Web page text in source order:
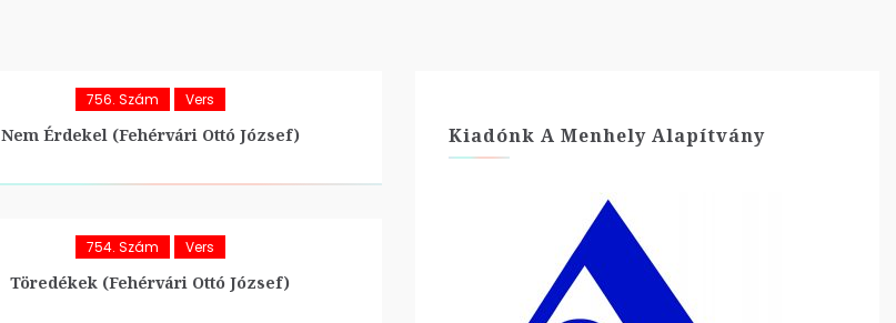
756. Szám Vers
Nem Érdekel (Fehérvári Ottó József)
754. Szám Vers
Töredékek (Fehérvári Ottó József)
Kiadónk A Menhely Alapítvány